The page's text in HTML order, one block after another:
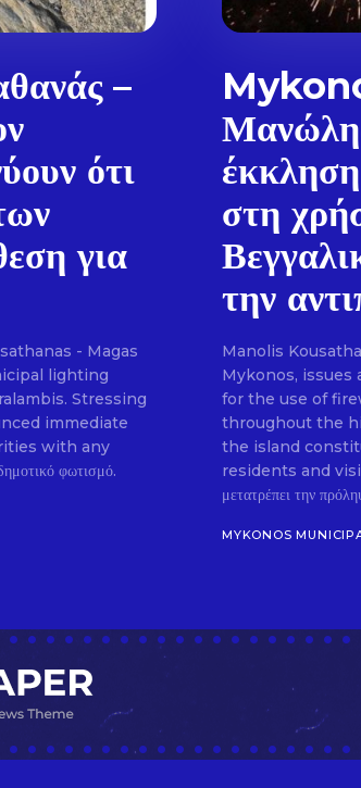
Don't miss
Sing up for our newsletter to stay
–
ότι
για
- Magas
lighting
Stressing
immediate
with any
στη
την
Manolis
Mykonos,
for the use of
throughout the
the island
residents and
μετατρέπει την
MYKONOS